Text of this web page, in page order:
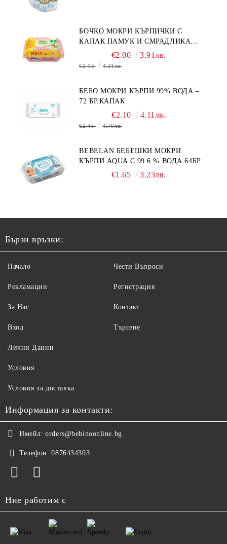
БОЧКО МОКРИ КЪРПИЧКИ С
КАПАК ПАМУК И СМРАДЛИКА
€2.00 3.91лв.
€2.15 4.21лв.
БЕБО МОКРИ КЪРПИ 99% ВОДА –
72 БР.КАПАК
€2.10 4.11лв.
€2.45 4.79лв.
BEBELAN БЕБЕШКИ МОКРИ
КЪРПИ AQUA С 99.6 % ВОДА 64БР.
€1.65 3.23лв.
Бързи връзки:
Начало
Рекламации
За Нас
Вход
Чести Въпроси
Регистрация
Контакт
Търсене
Лични Данни
Условия
Условия за доставка
Информация за контакти:
Имейл: orders@bebinoonline.bg
Телефон: 0876434303
Ние работим с